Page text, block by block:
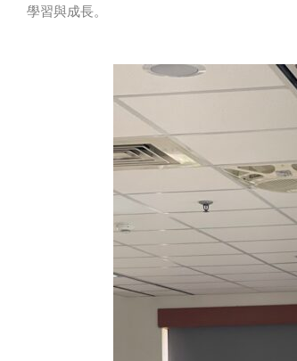
學習與成長。